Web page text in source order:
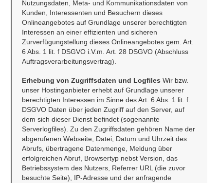
Nutzungsdaten, Meta- und Kommunikationsdaten von
Kunden, Interessenten und Besuchern dieses
Onlineangebotes auf Grundlage unserer berechtigten
Interessen an einer effizienten und sicheren
Zurverfügungstellung dieses Onlineangebotes gem. Art.
6 Abs. 1 lit. f DSGVO i.V.m. Art. 28 DSGVO (Abschluss
Auftragsverarbeitungsvertrag).
Erhebung von Zugriffsdaten und Logfiles Wir bzw.
unser Hostinganbieter erhebt auf Grundlage unserer
berechtigten Interessen im Sinne des Art. 6 Abs. 1 lit. f.
DSGVO Daten über jeden Zugriff auf den Server, auf
dem sich dieser Dienst befindet (sogenannte
Serverlogfiles). Zu den Zugriffsdaten gehören Name der
abgerufenen Webseite, Datei, Datum und Uhrzeit des
Abrufs, übertragene Datenmenge, Meldung über
erfolgreichen Abruf, Browsertyp nebst Version, das
Betriebssystem des Nutzers, Referrer URL (die zuvor
besuchte Seite), IP-Adresse und der anfragende